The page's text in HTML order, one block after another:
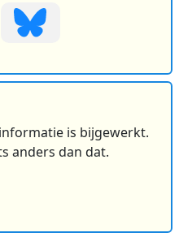
is bijgewerkt.
anders dan dat.